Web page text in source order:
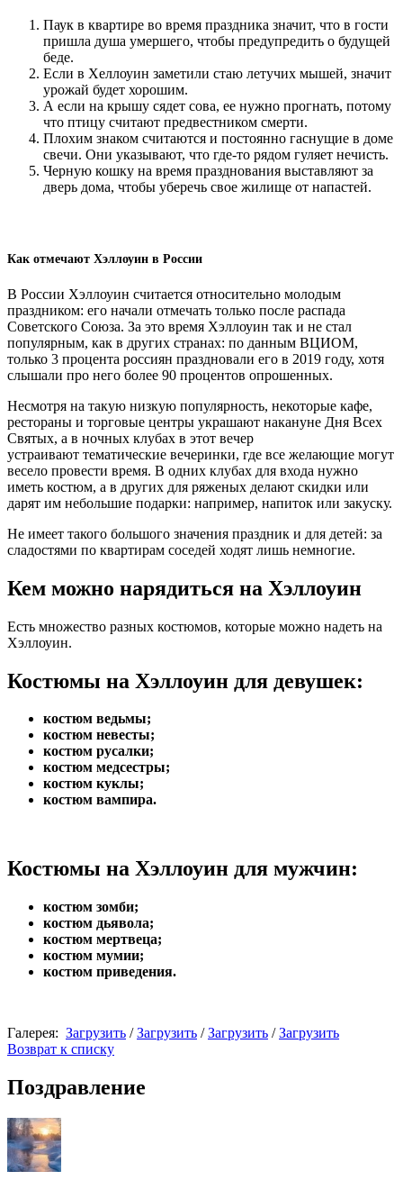
Паук в квартире во время праздника значит, что в гости
пришла душа умершего, чтобы предупредить о будущей
беде.
Если в Хеллоуин заметили стаю летучих мышей, значит
урожай будет хорошим.
А если на крышу сядет сова, ее нужно прогнать, потому
что птицу считают предвестником смерти.
Плохим знаком считаются и постоянно гаснущие в доме
свечи. Они указывают, что где-то рядом гуляет нечисть.
Черную кошку на время празднования выставляют за
дверь дома, чтобы уберечь свое жилище от напастей.
Как отмечают Хэллоуин в России
В России Хэллоуин считается относительно молодым
праздником: его начали отмечать только после распада
Советского Союза. За это время Хэллоуин так и не стал
популярным, как в других странах: по данным ВЦИОМ,
только 3 процента россиян праздновали его в 2019 году, хотя
слышали про него более 90 процентов опрошенных.
Несмотря на такую низкую популярность, некоторые кафе,
рестораны и торговые центры украшают накануне Дня Всех
Святых, а в ночных клубах в этот вечер
устраивают тематические вечеринки, где все желающие могут
весело провести время. В одних клубах для входа нужно
иметь костюм, а в других для ряженых делают скидки или
дарят им небольшие подарки: например, напиток или закуску.
Не имеет такого большого значения праздник и для детей: за
сладостями по квартирам соседей ходят лишь немногие.
Кем можно нарядиться на Хэллоуин
Есть множество разных костюмов, которые можно надеть на
Хэллоуин.
Костюмы на Хэллоуин для девушек:
костюм ведьмы;
костюм невесты;
костюм русалки;
костюм медсестры;
костюм куклы;
костюм вампира.
Костюмы на Хэллоуин для мужчин:
костюм зомби;
костюм дьявола;
костюм мертвеца;
костюм мумии;
костюм приведения.
Галерея: Загрузить /Загрузить /Загрузить /Загрузить
Возврат к списку
Поздравление